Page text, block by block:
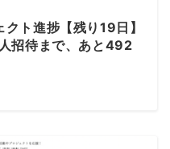
ト進捗【残り19日】
招待まで、あと492